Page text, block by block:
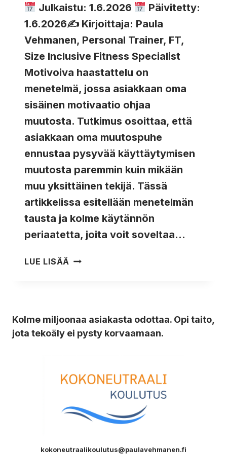
Julkaistu: 1.6.2026
Päivitetty:
1.6.2026✍ Kirjoittaja: Paula
Vehmanen, Personal Trainer, FT,
Size Inclusive Fitness Specialist
Motivoiva haastattelu on
menetelmä, jossa asiakkaan oma
sisäinen motivaatio ohjaa
muutosta. Tutkimus osoittaa, että
asiakkaan oma muutospuhe
ennustaa pysyvää käyttäytymisen
muutosta paremmin kuin mikään
muu yksittäinen tekijä. Tässä
artikkelissa esitellään menetelmän
tausta ja kolme käytännön
periaatetta, joita voit soveltaa…
LUE LISÄÄ MOTIVOIVA
Kolme miljoonaa asiakasta odottaa. Opi taito,
jota tekoäly ei pysty korvaamaan.
kokoneutraalikoulutus@paulavehmanen.fi